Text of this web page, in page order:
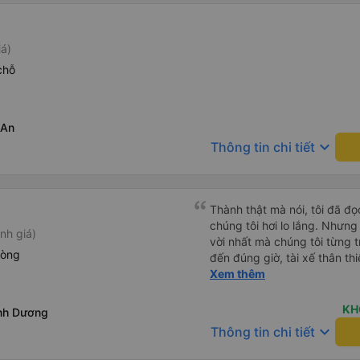
Thông tin chi tiết keyboard_arrow_down
giá)
Dương
Thành thật mà nói, tôi đã
chúng tôi hơi lo lắng.
vời nhất mà chúng tôi từng
đến đúng giờ, tài xế thân
vẫn hơi xóc, nhưng đó là
Xem thêm
Thông tin chi tiết keyboard_arrow_down